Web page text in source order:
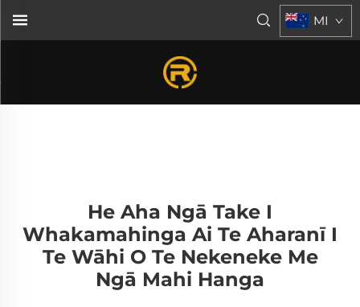
MI
He Aha Ngā Take I
Whakamahinga Ai Te Aharanī I
Te Wāhi O Te Nekeneke Me
Ngā Mahi Hanga